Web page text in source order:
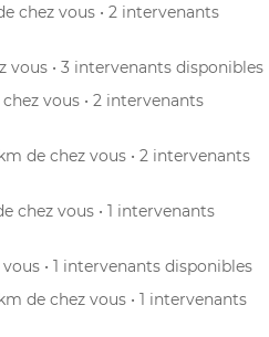
chez vous • 2 intervenants
vous • 3 intervenants disponibles
chez vous • 2 intervenants
km de chez vous • 2 intervenants
chez vous • 1 intervenants
vous • 1 intervenants disponibles
de chez vous • 1 intervenants